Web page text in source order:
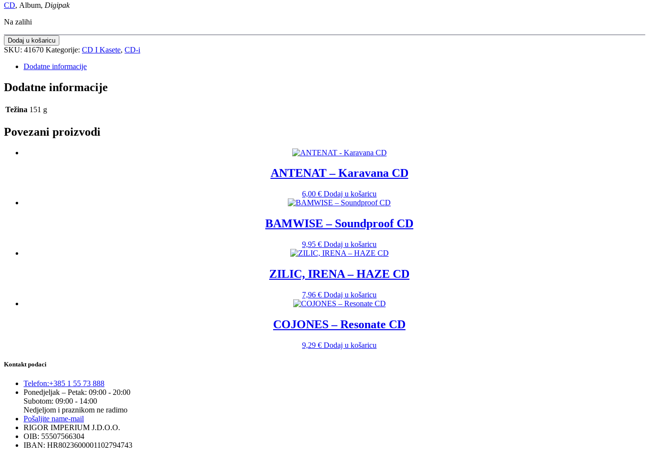
CD, Album, Digipak
Na zalihi
Dodaj u košaricu
SKU: 41670 Kategorije: CD I Kasete, CD-i
Dodatne informacije
Dodatne informacije
Težina 151 g
Povezani proizvodi
ANTENAT – Karavana CD
6,00 € Dodaj u košaricu
BAMWISE – Soundproof CD
9,95 € Dodaj u košaricu
ZILIC, IRENA ‎– HAZE CD
7,96 € Dodaj u košaricu
COJONES ‎– Resonate CD
9,29 € Dodaj u košaricu
Kontakt podaci
Telefon:+385 1 55 73 888
Ponedjeljak – Petak: 09:00 - 20:00
Subotom: 09:00 - 14:00
Nedjeljom i praznikom ne radimo
Pošaljite name-mail
RIGOR IMPERIUM J.D.O.O.
OIB: 55507566304
IBAN: HR8023600001102794743